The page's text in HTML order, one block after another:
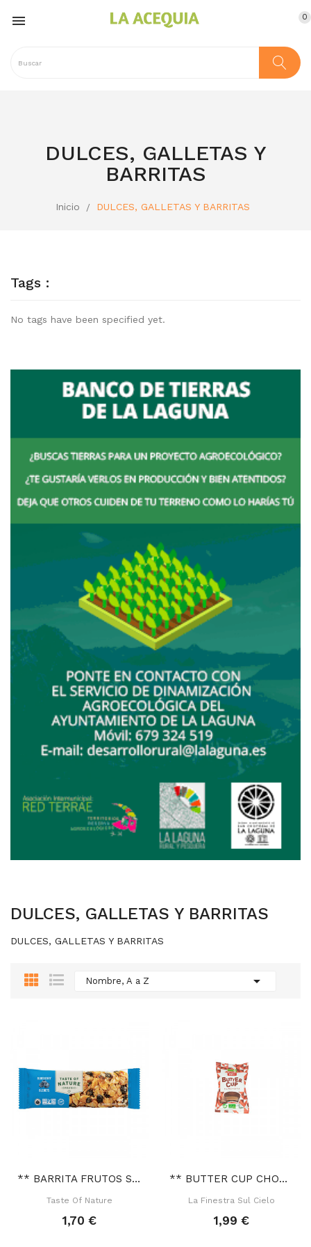
 0
DULCES, GALLETAS Y
BARRITAS
Inicio DULCES, GALLETAS Y BARRITAS
Tags :
No tags have been specified yet.
DULCES, GALLETAS Y BARRITAS
DULCES, GALLETAS Y BARRITAS
Nombre, A a Z 
** BARRITA FRUTOS SECOS ARÁNDANOS 40 GR
Taste Of Nature
1,70 €
** BUTTER CUP CHOCOLATE NEGRO RELLENO CREMA...
La Finestra Sul Cielo
1,99 €